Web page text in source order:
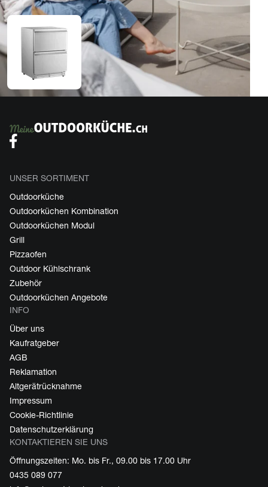
UNSER SORTIMENT
Outdoorküche
Outdoorküchen Kombination
Outdoorküchen Modul
Grill
Pizzaofen
Outdoor Kühlschrank
Zubehör
Outdoorküchen Angebote
INFO
Über uns
Kaufratgeber
AGB
Reklamation
Altgerätrücknahme
Impressum
Cookie-Richtlinie
Datenschutzerklärung
KONTAKTIEREN SIE UNS
Öffnungszeiten: Mo. bis Fr., 09.00 bis 17.00 Uhr
0435 089 077